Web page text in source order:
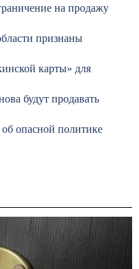
на продажу
признаны
карты» для
будут продавать
опасной политике